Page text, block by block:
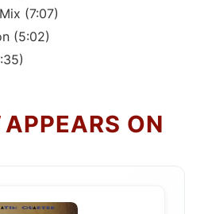
(7:07)
(5:02)
APPEARS ON